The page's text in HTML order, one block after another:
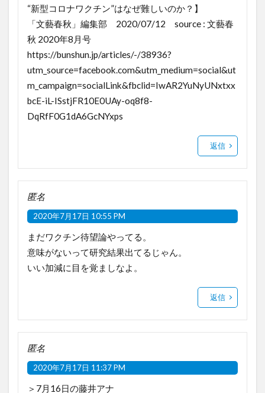
“新型コロナワクチン”はなぜ難しいのか？】
「文藝春秋」編集部 2020/07/12 source : 文藝春
秋 2020年8月号
https://bunshun.jp/articles/-/38936?
utm_source=facebook.com&utm_medium=social&ut
m_campaign=socialLink&fbclid=IwAR2YuNyUNxtxx
bcE-iL-ISstjFR10E0UAy-oq8f8-
DqRfF0G1dA6GcNYxps
返信
匿名
2020年7月17日 10:55 PM
まだワクチン待望論やってる。
意味がないって研究結果出てるじゃん。
いい加減に目を覚ましなよ。
返信
匿名
2020年7月17日 11:37 PM
＞7月16日の藤井アナ